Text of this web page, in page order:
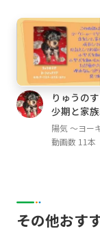
りゅうの
少期と家
陽気 ～ヨー
動画数 11本
その他おす